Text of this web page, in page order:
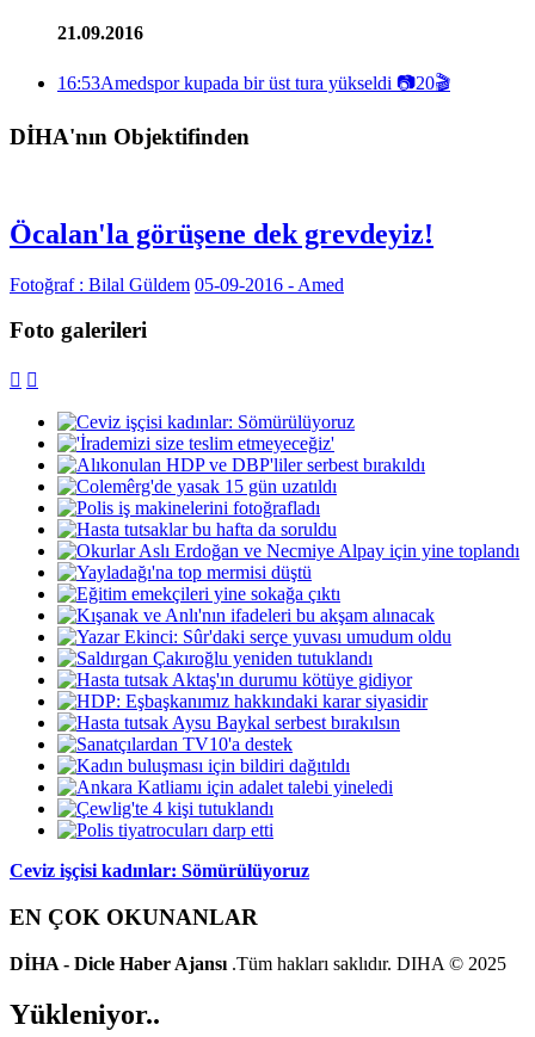
21.09.2016
16:53Amedspor kupada bir üst tura yükseldi 📷20🎬
DİHA'nın Objektifinden
Öcalan'la görüşene dek grevdeyiz!
Fotoğraf : Bilal Güldem 05-09-2016 - Amed
Foto galerileri
 
Ceviz işçisi kadınlar: Sömürülüyoruz
EN ÇOK OKUNANLAR
DİHA - Dicle Haber Ajansı .Tüm hakları saklıdır. DIHA © 2025
Yükleniyor..